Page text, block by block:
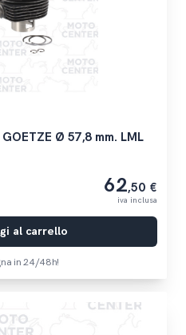
GOETZE Ø 57,8 mm. LML
62,50 €
iva inclusa
al carrello
in 24/48h!